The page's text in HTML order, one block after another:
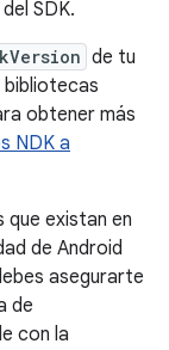
SDK.
de tu
obtener más
NDK a
que existan en
de Android
asegurarte
de
con la